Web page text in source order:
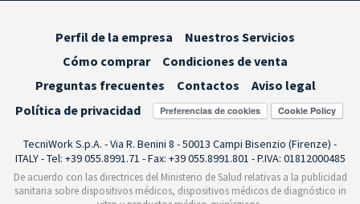
Perfil de la empresa
Nuestros Servicios
Cómo comprar
Condiciones de venta
Preguntas frecuentes
Contactos
Aviso legal
Política de privacidad
Preferencias de cookies
TecniWork S.p.A. - Via R. Benini 8 - 50013 Campi Bisenzio (Firenze) -
ITALY - Tel: +39 055.8991.71 - Fax: +39 055.8991.801 - P.IVA: 01812000485
De acuerdo con las directrices del Ministerio de Salud relativas a la publicidad
sanitaria sobre dispositivos médicos, dispositivos médicos de diagnóstico in